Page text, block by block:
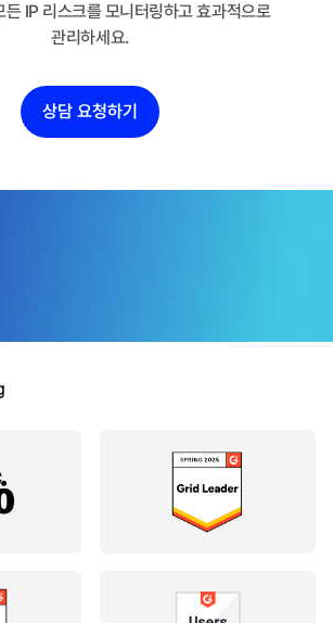
든IP 리스크를 모니터링하고 효과적으로
관리하세요.
상담 요청하기